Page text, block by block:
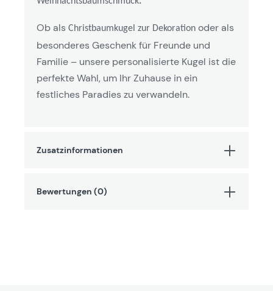
Ob als Christbaumkugel zur Dekoration oder als
besonderes Geschenk für Freunde und
Familie – unsere personalisierte Kugel ist die
perfekte Wahl, um Ihr Zuhause in ein
festliches Paradies zu verwandeln.
Zusatzinformationen
Bewertungen (0)